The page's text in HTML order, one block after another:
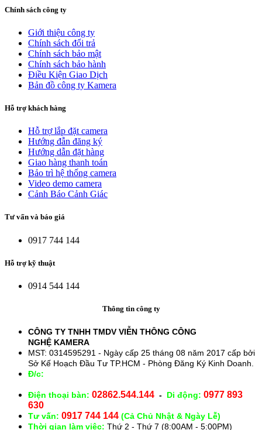
Chính sách công ty
Giới thiệu công ty
Chính sách đổi trả
Chính sách bảo mật
Chính sách bảo hành
Điều Kiện Giao Dịch
Bản đồ công ty Kamera
Hỗ trợ khách hàng
Hỗ trợ lắp đặt camera
Hướng đẫn đăng ký
Hướng dẫn đặt hàng
Giao hàng thanh toán
Bảo trì hệ thống camera
Video demo camera
Cảnh Báo Cảnh Giác
Tư vấn và báo giá
0917 744 144
Hỗ trợ kỹ thuật
0914 544 144
Thông tin công ty
CÔNG TY TNHH TMDV VIỄN THÔNG CÔNG
NGHỆ KAMERA
MST: 0314595291 - Ngày cấp 25 tháng 08 năm 2017 cấp bởi
Sở Kế Hoạch Đầu Tư TP.HCM - Phòng Đăng Ký Kinh Doanh.
Đ/c:
Điện thoại bàn: 02862.544.144 - Di động: 0977 893
630
Tư vấn: 0917 744 144 (Cả Chủ Nhật & Ngày Lễ)
Thời gian làm việc: Thứ 2 - Thứ 7 (8:00AM - 5:00PM)